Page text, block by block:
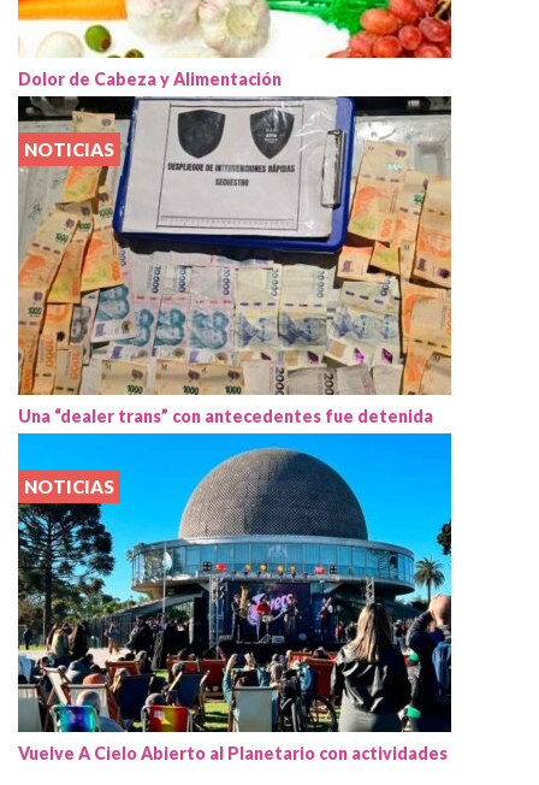
Dolor de Cabeza y Alimentación
NOTICIAS
Una “dealer trans” con antecedentes fue detenida
NOTICIAS
Vuelve A Cielo Abierto al Planetario con actividades